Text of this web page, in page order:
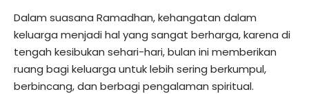
Dalam suasana Ramadhan, kehangatan dalam
keluarga menjadi hal yang sangat berharga, karena di
tengah kesibukan sehari-hari, bulan ini memberikan
ruang bagi keluarga untuk lebih sering berkumpul,
berbincang, dan berbagi pengalaman spiritual.